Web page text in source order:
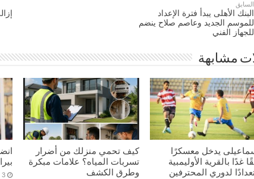
السابق
البنك الأهلى يبدأ فترة الإعداد
للموسم الجديد وعاصم صلاح ينضم
للجهاز الفني
مشابهة
یدخل معسكرًا
غدًا بالقرية الأوليمبية
لدوري المحترفين
كيف تحمي منزلك من أضرار
تسربات المياه؟ علامات مبكرة
وطرق الكشف
‏3 أسابيع مضت